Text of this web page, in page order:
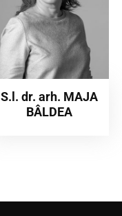
S.l. dr. arh. MAJA
BÂLDEA